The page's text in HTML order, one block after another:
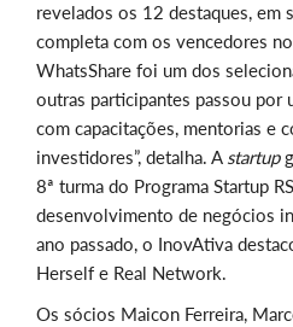
revelados os 12 destaques, em
completa com os vencedores
WhatsShare foi um dos
outras participantes passou por
com capacitações, mentorias e
investidores”, detalha. A startup
8ª turma do Programa Startup
desenvolvimento de negócios
ano passado, o InovAtiva
Herself e Real Network.
Os sócios Maicon Ferreira,